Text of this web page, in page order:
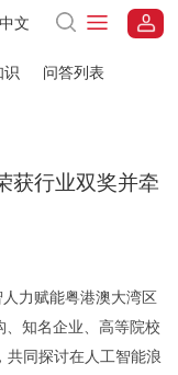
文
识 问答列表
获行业双奖并牵
力赋能粤港澳大湾区
、知名企业、高等院校
共同探讨在人工智能浪